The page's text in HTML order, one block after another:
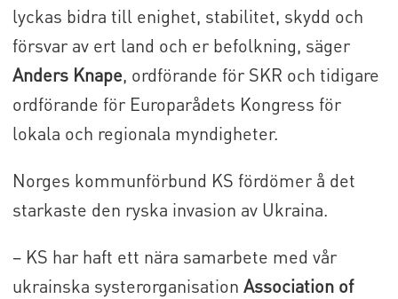
lyckas bidra till enighet, stabilitet, skydd och
försvar av ert land och er befolkning, säger
Anders Knape, ordförande för SKR och tidigare
ordförande för Europarådets Kongress för
lokala och regionala myndigheter.
Norges kommunförbund KS fördömer å det
starkaste den ryska invasion av Ukraina.
− KS har haft ett nära samarbete med vår
ukrainska systerorganisation Association of